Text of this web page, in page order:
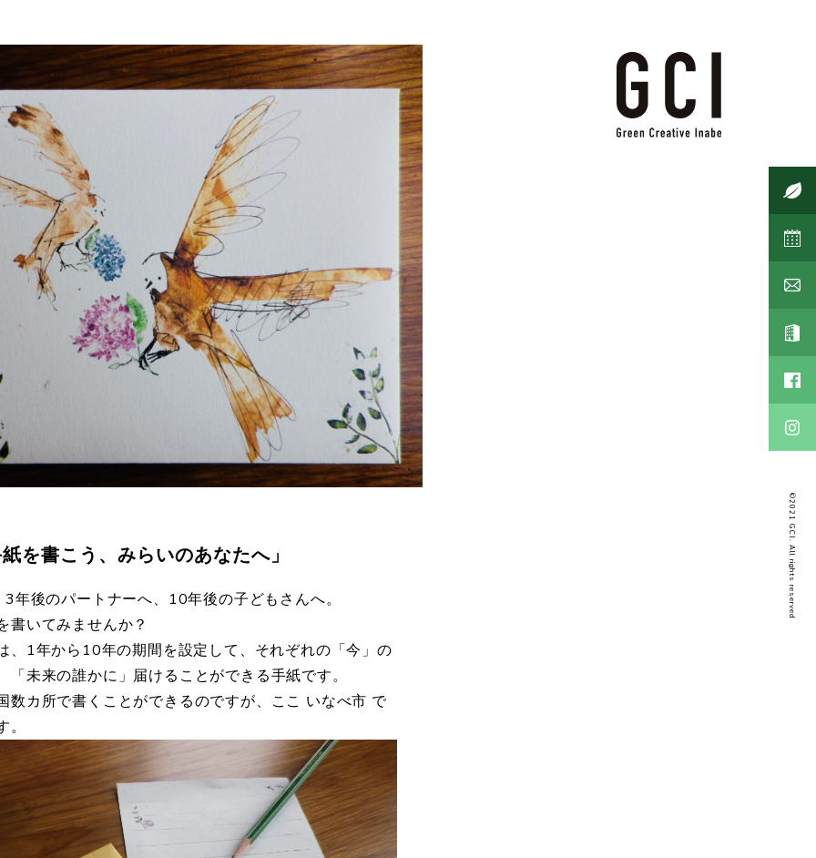
©2021 GCI. All rights reserved
書こう、みらいのあなたへ」
年後のパートナーへ、10年後の子どもさんへ。
書いてみませんか？
、1年から10年の期間を設定して、それぞれの「今」の
「未来の誰かに」届けることができる手紙です。
数カ所で書くことができるのですが、ここ いなべ市 で